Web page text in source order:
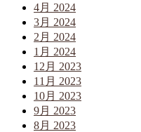
4月 2024
3月 2024
2月 2024
1月 2024
12月 2023
11月 2023
10月 2023
9月 2023
8月 2023